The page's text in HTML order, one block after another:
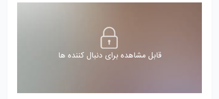
قابل مشاهده برای دنبال کننده ها